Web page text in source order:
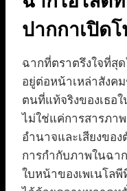
ปากกาเปิดโ
ฉากที่ตราตรึงใจที่สุ
อยู่ต่อหน้าเหล่าสังค
ตนที่แท้จริงของเธอ
ไม่ใช่แค่การสารภา
อำนาจและเสียงขอ
การกำกับภาพในฉา
ใบหน้าของเพเนโล